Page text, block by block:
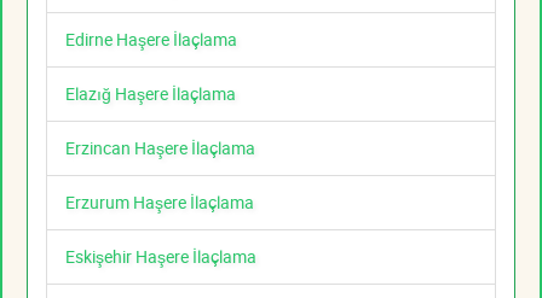
Edirne Haşere İlaçlama
Elazığ Haşere İlaçlama
Erzincan Haşere İlaçlama
Erzurum Haşere İlaçlama
Eskişehir Haşere İlaçlama